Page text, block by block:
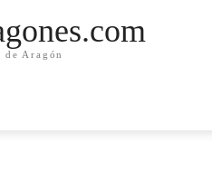
de Aragón